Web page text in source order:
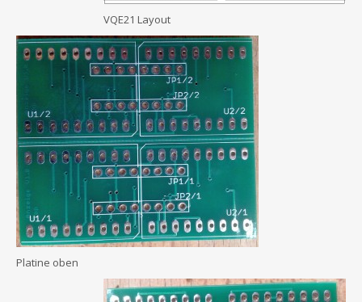
VQE21 Layout
Platine oben